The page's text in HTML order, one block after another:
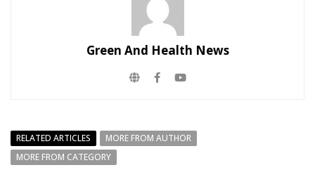
Green And Health News
RELATED ARTICLES
MORE FROM AUTHOR
MORE FROM CATEGORY